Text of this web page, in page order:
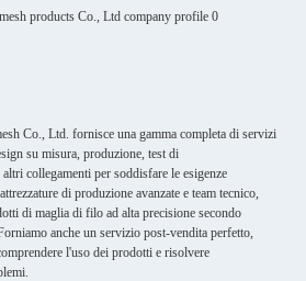
Co., Ltd. fornisce una gamma completa di servizi
su misura, produzione, test di
collegamenti per soddisfare le esigenze
di produzione avanzate e team tecnico,
di maglia di filo ad alta precisione secondo
anche un servizio post-vendita perfetto,
l'uso dei prodotti e risolvere